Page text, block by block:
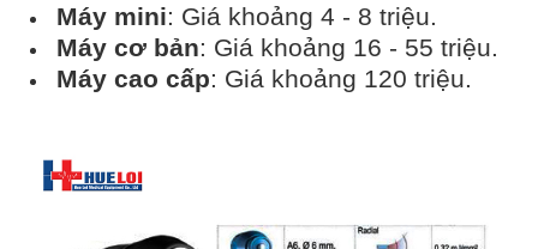
Máy mini: Giá khoảng 4 - 8 triệu.
Máy cơ bản: Giá khoảng 16 - 55 triệu.
Máy cao cấp: Giá khoảng 120 triệu.